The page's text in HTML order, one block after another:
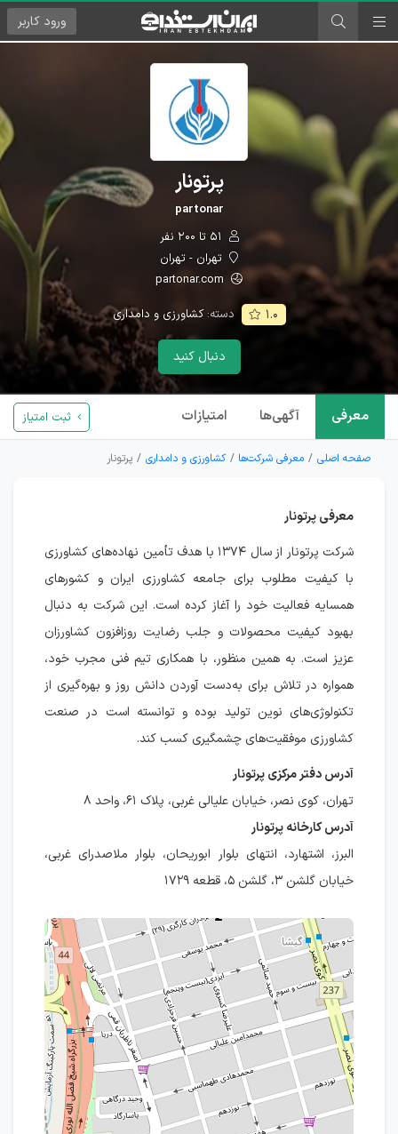
ورود کاربر
پرتونار
partonar
تهران - تهران
۱.۰ دسته:کشاورزی و دامداری
دنبال کنید
معرفی آگهی‌ها امتیازات ثبت امتیاز
صفحه اصلی معرفی شرکت‌ها کشاورزی و دامداری پرتونار
معرفی پرتونار
شرکت پرتونار از سال ۱۳۷۴ با هدف تأمین نهاده‌های کشاورزی
با کیفیت مطلوب برای جامعه کشاورزی ایران و کشورهای
همسایه فعالیت خود را آغاز کرده است. این شرکت به دنبال
بهبود کیفیت محصولات و جلب رضایت روزافزون کشاورزان
عزیز است. به همین منظور، با همکاری تیم فنی مجرب خود،
همواره در تلاش برای به‌دست آوردن دانش روز و بهره‌گیری از
تکنولوژی‌های نوین تولید بوده و توانسته است در صنعت
کشاورزی موفقیت‌های چشمگیری کسب کند.
آدرس دفتر مرکزی پرتونار
تهران، کوی نصر، خیابان علیالی غربی، پلاک ۶۱، واحد ۸
آدرس کارخانه پرتونار
البرز، اشتهارد، انتهای بلوار ابوریحان، بلوار ملاصدرای غربی،
خیابان گلشن ۳، گلشن ۵، قطعه ۱۷۲۹